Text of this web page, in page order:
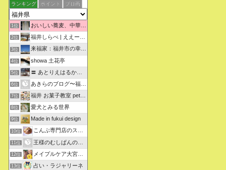
ランキング ポイント ブロ画
1位 おいしい蕎麦、中華そばを求めて彷徨うブログ
2位 福井しらべ | ええーっ！？そうなんや！知らんかったわ。
3位 来福家：福井市の幸せリフォーム物語
4位 showa 土花亭
5位 〓 あとりえはるかの日々悠悠 〓
6位 あきらのブログ〜福井県より〜
7位 福井 お菓子教室 petit sugarland
8位 愛犬とみる世界
9位 Made in fukui design
10位 こんぶ専門店のスタッフ日記
11位 王様のむしぱんのブログ
12位 メイプルケア大宮デイサービス
13位 占い・ラジャリーネ